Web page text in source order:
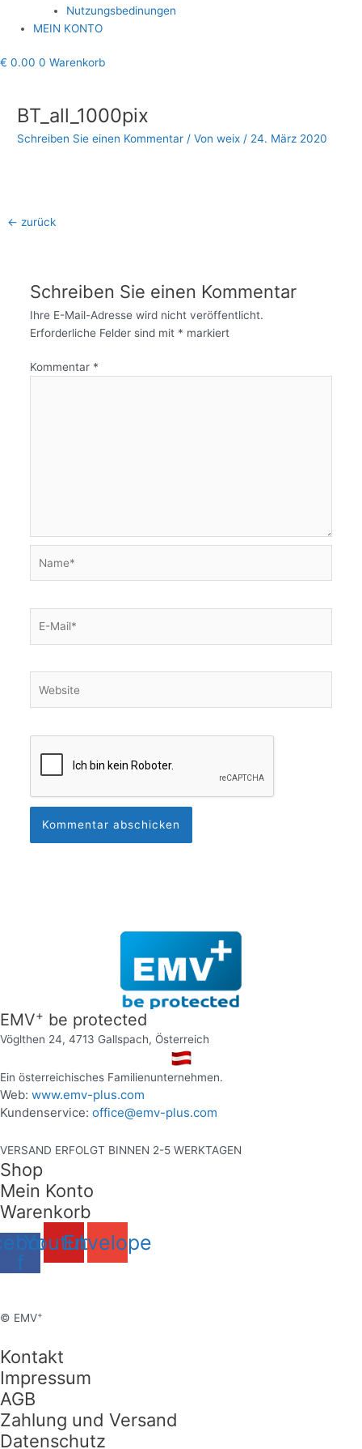
Nutzungsbedinungen
MEIN KONTO
€ 0.00 0 Warenkorb
BT_all_1000pix
Schreiben Sie einen Kommentar / Vonweix / 24. März 2020
← zurück
Schreiben Sie einen Kommentar
Ihre E-Mail-Adresse wird nicht veröffentlicht.
Erforderliche Felder sind mit * markiert
Kommentar *
Mail*
EMV+ be protected
Vöglthen 24, 4713 Gallspach, Österreich
Ein österreichisches Familienunternehmen.
Web: www.emv-plus.com
Kundenservice: office@emv-plus.com
VERSAND ERFOLGT BINNEN 2-5 WERKTAGEN
Shop
Mein Konto
Warenkorb
f
YoutubeEnvelope
© EMV+
Kontakt
Impressum
AGB
Zahlung und Versand
Datenschutz